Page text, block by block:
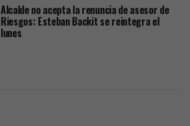
Alcalde no acepta la renuncia de asesor de
Riesgos: Esteban Backit se reintegra el
lunes